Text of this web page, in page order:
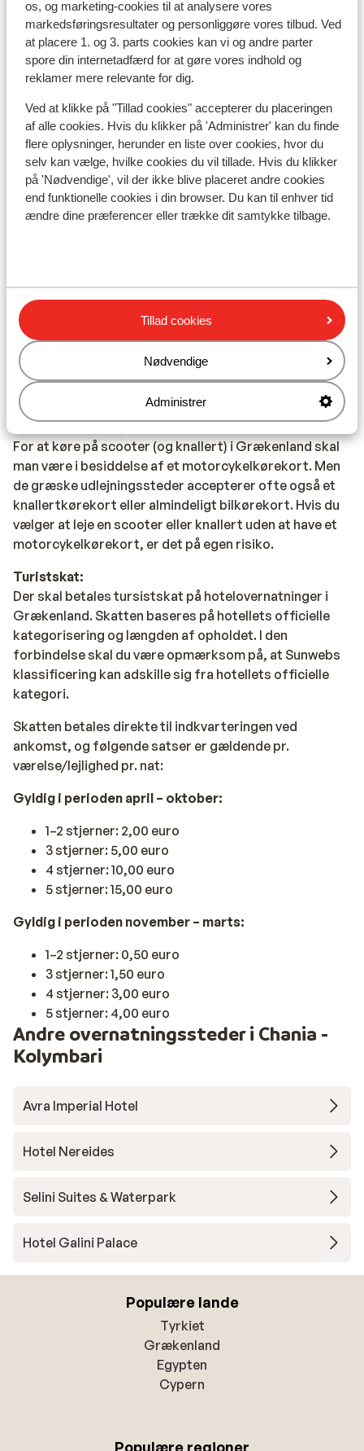
os, og marketing-cookies til at analysere vores
markedsføringsresultater og personliggøre vores tilbud. Ved
at placere 1. og 3. parts cookies kan vi og andre parter
spore din internetadfærd for at gøre vores indhold og
reklamer mere relevante for dig.
Ved at klikke på "Tillad cookies" accepterer du placeringen
af alle cookies. Hvis du klikker på 'Administrer' kan du finde
flere oplysninger, herunder en liste over cookies, hvor du
selv kan vælge, hvilke cookies du vil tillade. Hvis du klikker
på 'Nødvendige', vil der ikke blive placeret andre cookies
end funktionelle cookies i din browser. Du kan til enhver tid
ændre dine præferencer eller trække dit samtykke tilbage.
Tillad cookies
Nødvendige
Administrer
Drikkepenge:
Det er normalt at give ca. 10% i drikkepenge på de
græske barer og restauranter.
Strøm:
Strømforsyningen er ligesom i Danmark 220 volt.
Vand:
Det er ikke tilrådeligt at drikke vand fra hanen.
Mobiltelefon:
Din danske mobiltelefon virker også i Grækenland.
Rejsedokumenter:
Du skal være i besiddelse af et gyldigt pas.
Scooterudlejning:
For at køre på scooter (og knallert) i Grækenland skal
man være i besiddelse af et motorcykelkørekort. Men
de græske udlejningssteder accepterer ofte også et
knallertkørekort eller almindeligt bilkørekort. Hvis du
vælger at leje en scooter eller knallert uden at have et
motorcykelkørekort, er det på egen risiko.
Turistskat:
Der skal betales tursistskat på hotelovernatninger i
Grækenland. Skatten baseres på hotellets officielle
kategorisering og længden af opholdet. I den
forbindelse skal du være opmærksom på, at Sunwebs
klassificering kan adskille sig fra hotellets officielle
kategori.
Skatten betales direkte til indkvarteringen ved
ankomst, og følgende satser er gældende pr.
værelse/lejlighed pr. nat:
Gyldig i perioden april – oktober:
1–2 stjerner: 2,00 euro
3 stjerner: 5,00 euro
4 stjerner: 10,00 euro
5 stjerner: 15,00 euro
Gyldig i perioden november – marts:
1–2 stjerner: 0,50 euro
3 stjerner: 1,50 euro
4 stjerner: 3,00 euro
5 stjerner: 4,00 euro
Andre overnatningssteder i Chania -
Kolymbari
Avra Imperial Hotel
Hotel Nereides
Selini Suites & Waterpark
Hotel Galini Palace
Populære lande
Tyrkiet
Grækenland
Egypten
Cypern
Populære regioner